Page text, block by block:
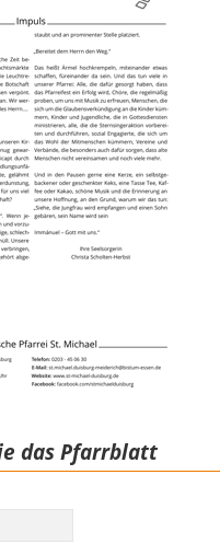
das Pfarrblatt